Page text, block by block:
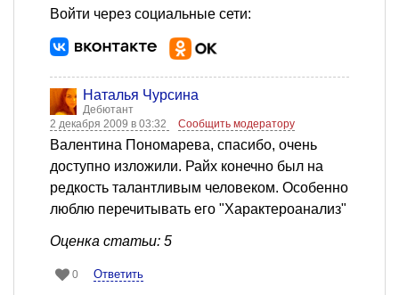
Войти через социальные сети:
Наталья Чурсина
Дебютант
2 декабря 2009 в 03:32
Сообщить модератору
Валентина Пономарева, спасибо, очень
доступно изложили. Райх конечно был на
редкость талантливым человеком. Особенно
люблю перечитывать его "Характероанализ"
Оценка статьи: 5
0 Ответить